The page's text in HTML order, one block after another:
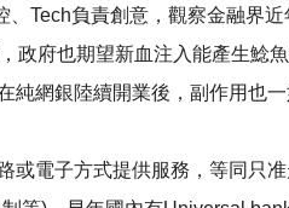
Tech負責創意，觀察金融界
政府也期望新血注入能產生鯰
網銀陸續開業後，副作用也一
電子方式提供服務，等同只